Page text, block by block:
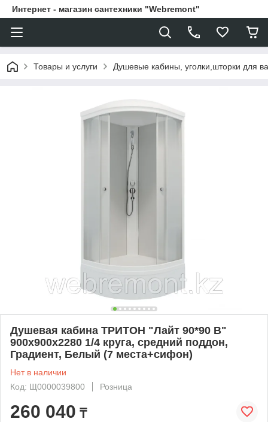
Интернет - магазин сантехники "Webremont"
Товары и услуги Душевые кабины, уголки,шторки для
Душевая кабина ТРИТОН "Лайт 90*90 B"
900x900x2280 1/4 круга, средний поддон,
Градиент, Белый (7 места+сифон)
Нет в наличии
Код: Щ0000039800
Розница
260 040 ₸